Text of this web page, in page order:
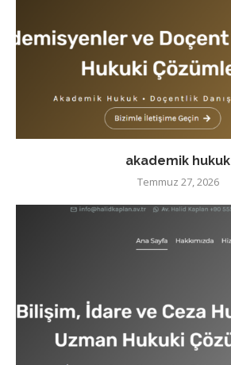
akademik hukuk
Temmuz 27, 2026